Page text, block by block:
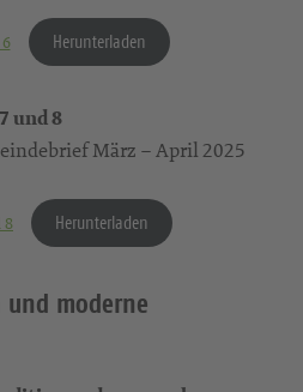
Herunterladen
und 8
März – April 2025
Herunterladen
moderne